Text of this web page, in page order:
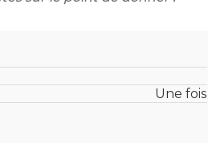
Une fois